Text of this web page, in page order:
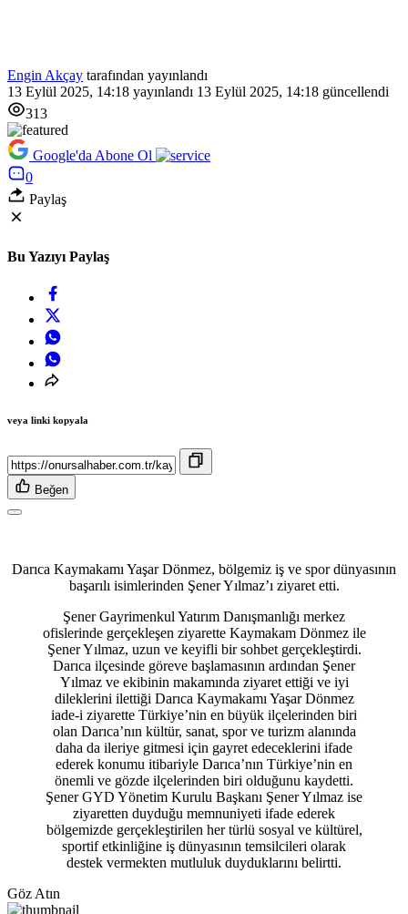
Engin Akçay tarafından yayınlandı
13 Eylül 2025, 14:18 yayınlandı 13 Eylül 2025, 14:18 güncellendi
313
Google'da Abone Ol
0
Paylaş
Bu Yazıyı Paylaş
veya linki kopyala
Beğen
Darıca Kaymakamı Yaşar Dönmez, bölgemiz iş ve spor dünyasının
başarılı isimlerinden Şener Yılmaz’ı ziyaret etti.
Şener Gayrimenkul Yatırım Danışmanlığı merkez
ofislerinde gerçekleşen ziyarette Kaymakam Dönmez ile
Şener Yılmaz, uzun ve keyifli bir sohbet gerçekleştirdi.
Darıca ilçesinde göreve başlamasının ardından Şener
Yılmaz ve ekibinin makamında ziyaret ettiği ve iyi
dileklerini ilettiği Darıca Kaymakamı Yaşar Dönmez
iade-i ziyarette Türkiye’nin en büyük ilçelerinden biri
olan Darıca’nın kültür, sanat, spor ve turizm alanında
daha da ileriye gitmesi için gayret edeceklerini ifade
ederek konumu itibariyle Darıca’nın Türkiye’nin en
önemli ve gözde ilçelerinden biri olduğunu kaydetti.
Şener GYD Yönetim Kurulu Başkanı Şener Yılmaz ise
ziyaretten duyduğu memnuniyeti ifade ederek
bölgemizde gerçekleştirilen her türlü sosyal ve kültürel,
sportif etkinliğine iş dünyasının temsilcileri olarak
destek vermekten mutluluk duyduklarını belirtti.
Göz Atın